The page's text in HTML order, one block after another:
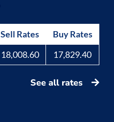
Sell Rates
Buy Rates
18,008.60 17,829.40
See all rates